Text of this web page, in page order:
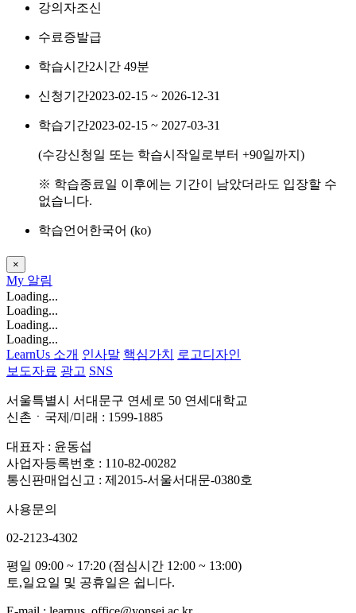
강의자조신
수료증발급
학습시간2시간 49분
신청기간2023-02-15 ~ 2026-12-31
학습기간2023-02-15 ~ 2027-03-31
(수강신청일 또는 학습시작일로부터 +90일까지)
※ 학습종료일 이후에는 기간이 남았더라도 입장할 수
없습니다.
학습언어 한국어 ‎(ko)‎
×
My 알림
Loading...
Loading...
Loading...
Loading...
LearnUs 소개 인사말 핵심가치
로고디자인
보도자료 광고 SNS
서울특별시 서대문구 연세로 50 연세대학교
신촌ㆍ국제/미래 : 1599-1885
대표자 : 윤동섭
사업자등록번호 : 110-82-00282
통신판매업신고 : 제2015-서울서대문-0380호
사용문의
02-2123-4302
평일 09:00 ~ 17:20 (점심시간 12:00 ~ 13:00)
토,일요일 및 공휴일은 쉽니다.